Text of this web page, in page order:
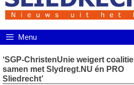
Menu
‘SGP-ChristenUnie weigert coalitie
samen met Slydregt.NU én PRO
Sliedrecht’